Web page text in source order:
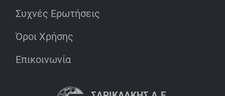
Συχνές Ερωτήσεις
Όροι Χρήσης
Επικοινωνία